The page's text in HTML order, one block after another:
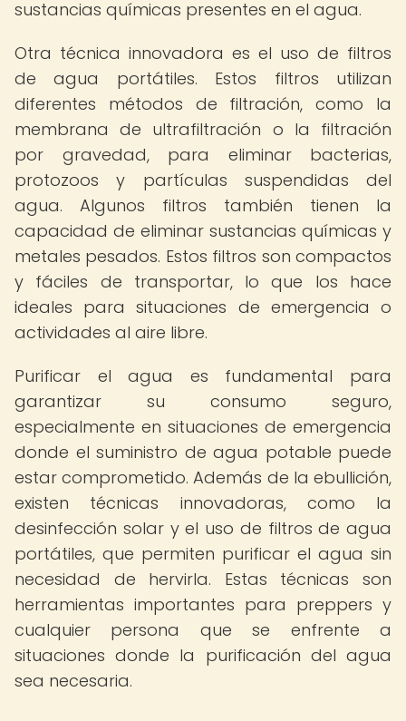
sustancias químicas presentes en el agua.
Otra técnica innovadora es el uso de filtros
de agua portátiles. Estos filtros utilizan
diferentes métodos de filtración, como la
membrana de ultrafiltración o la filtración
por gravedad, para eliminar bacterias,
protozoos y partículas suspendidas del
agua. Algunos filtros también tienen la
capacidad de eliminar sustancias químicas y
metales pesados. Estos filtros son compactos
y fáciles de transportar, lo que los hace
ideales para situaciones de emergencia o
actividades al aire libre.
Purificar el agua es fundamental para
garantizar su consumo seguro,
especialmente en situaciones de emergencia
donde el suministro de agua potable puede
estar comprometido. Además de la ebullición,
existen técnicas innovadoras, como la
desinfección solar y el uso de filtros de agua
portátiles, que permiten purificar el agua sin
necesidad de hervirla. Estas técnicas son
herramientas importantes para preppers y
cualquier persona que se enfrente a
situaciones donde la purificación del agua
sea necesaria.